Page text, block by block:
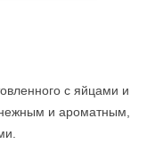
с яйцами и
и ароматным,